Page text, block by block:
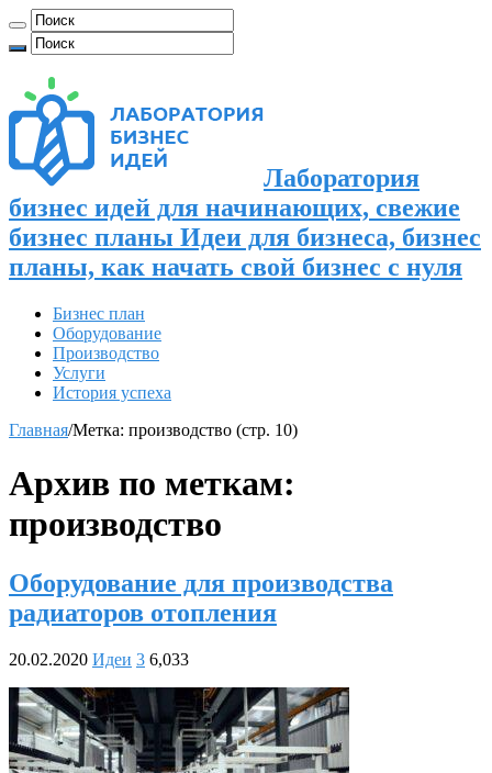
Лаборатория
бизнес идей для начинающих, свежие
бизнес планы Идеи для бизнеса, бизнес
планы, как начать свой бизнес с нуля
Бизнес план
Оборудование
Производство
Услуги
История успеха
Главная/Метка: производство (стр. 10)
Архив по меткам:
производство
Оборудование для производства
радиаторов отопления
20.02.2020 Идеи 3 6,033